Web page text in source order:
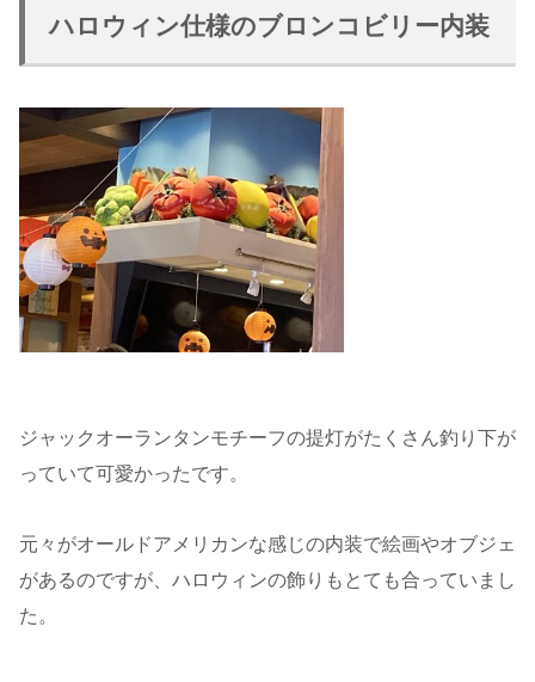
ハロウィン仕様のブロンコビリー内装
ジャックオーランタンモチーフの提灯がたくさん釣り下が
っていて可愛かったです。
元々がオールドアメリカンな感じの内装で絵画やオブジェ
があるのですが、ハロウィンの飾りもとても合っていまし
た。